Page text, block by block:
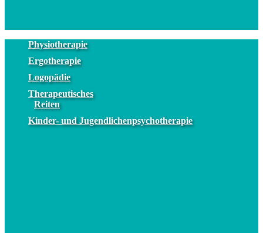
Physiotherapie
Ergotherapie
Logopädie
Therapeutisches
Reiten
Kinder- und Jugendlichenpsychotherapie